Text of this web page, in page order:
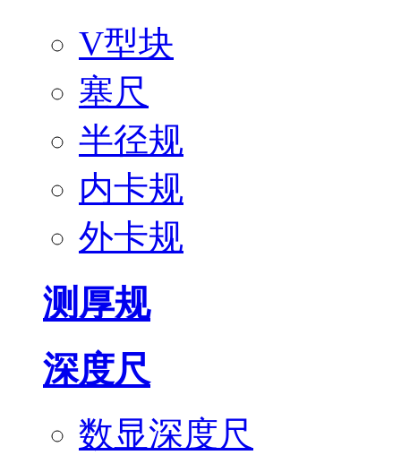
V型块
塞尺
半径规
内卡规
外卡规
测厚规
深度尺
数显深度尺